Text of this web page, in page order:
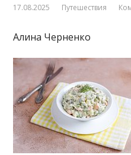
17.08.2025 Путешествия
Алина Черненко